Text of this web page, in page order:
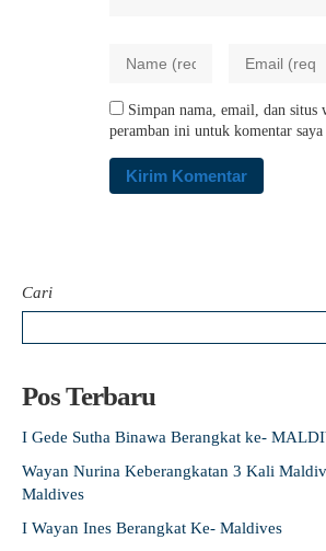
Simpan nama, email, dan situs
peramban ini untuk komentar saya
Cari
Pos Terbaru
I Gede Sutha Binawa Berangkat ke-
Wayan Nurina Keberangkatan 3 Kali
Maldives
I Wayan Ines Berangkat Ke- Maldives